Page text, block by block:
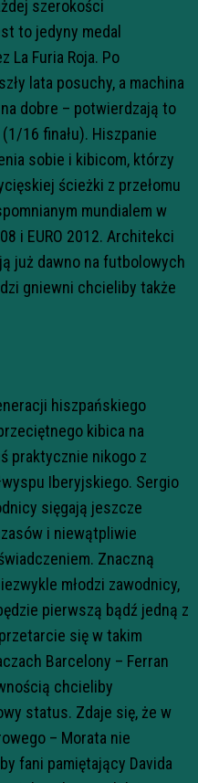
szerokości
to jedyny medal
La Furia Roja. Po
lata posuchy, a machina
dobre – potwierdzają to
16 finału). Hiszpanie
sobie i kibicom, którzy
ścieżki z przełomu
mundialem w
i EURO 2012. Architekci
już dawno na futbolowych
gniewni chcieliby także
hiszpańskiego
kibica na
praktycznie nikogo z
Iberyjskiego. Sergio
sięgają jeszcze
i niewątpliwie
Znaczną
młodzi zawodnicy,
pierwszą bądź jedną z
się w takim
Barcelony – Ferran
chcieliby
status. Zdaje się, że w
– Morata nie
fani pamiętający Davida